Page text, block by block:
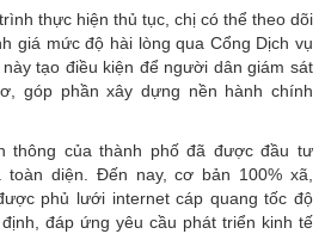
thực hiện thủ tục, chị có thể theo dõi
giá mức độ hài lòng qua Cổng Dịch vụ
tạo điều kiện để người dân giám sát
góp phần xây dựng nền hành chính
thông của thành phố đã được đầu tư
diện. Đến nay, cơ bản 100% xã,
phủ lưới internet cáp quang tốc độ
đáp ứng yêu cầu phát triển kinh tế